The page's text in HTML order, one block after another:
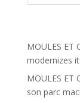
MOULES ET
modernizes
MOULES ET
son parc